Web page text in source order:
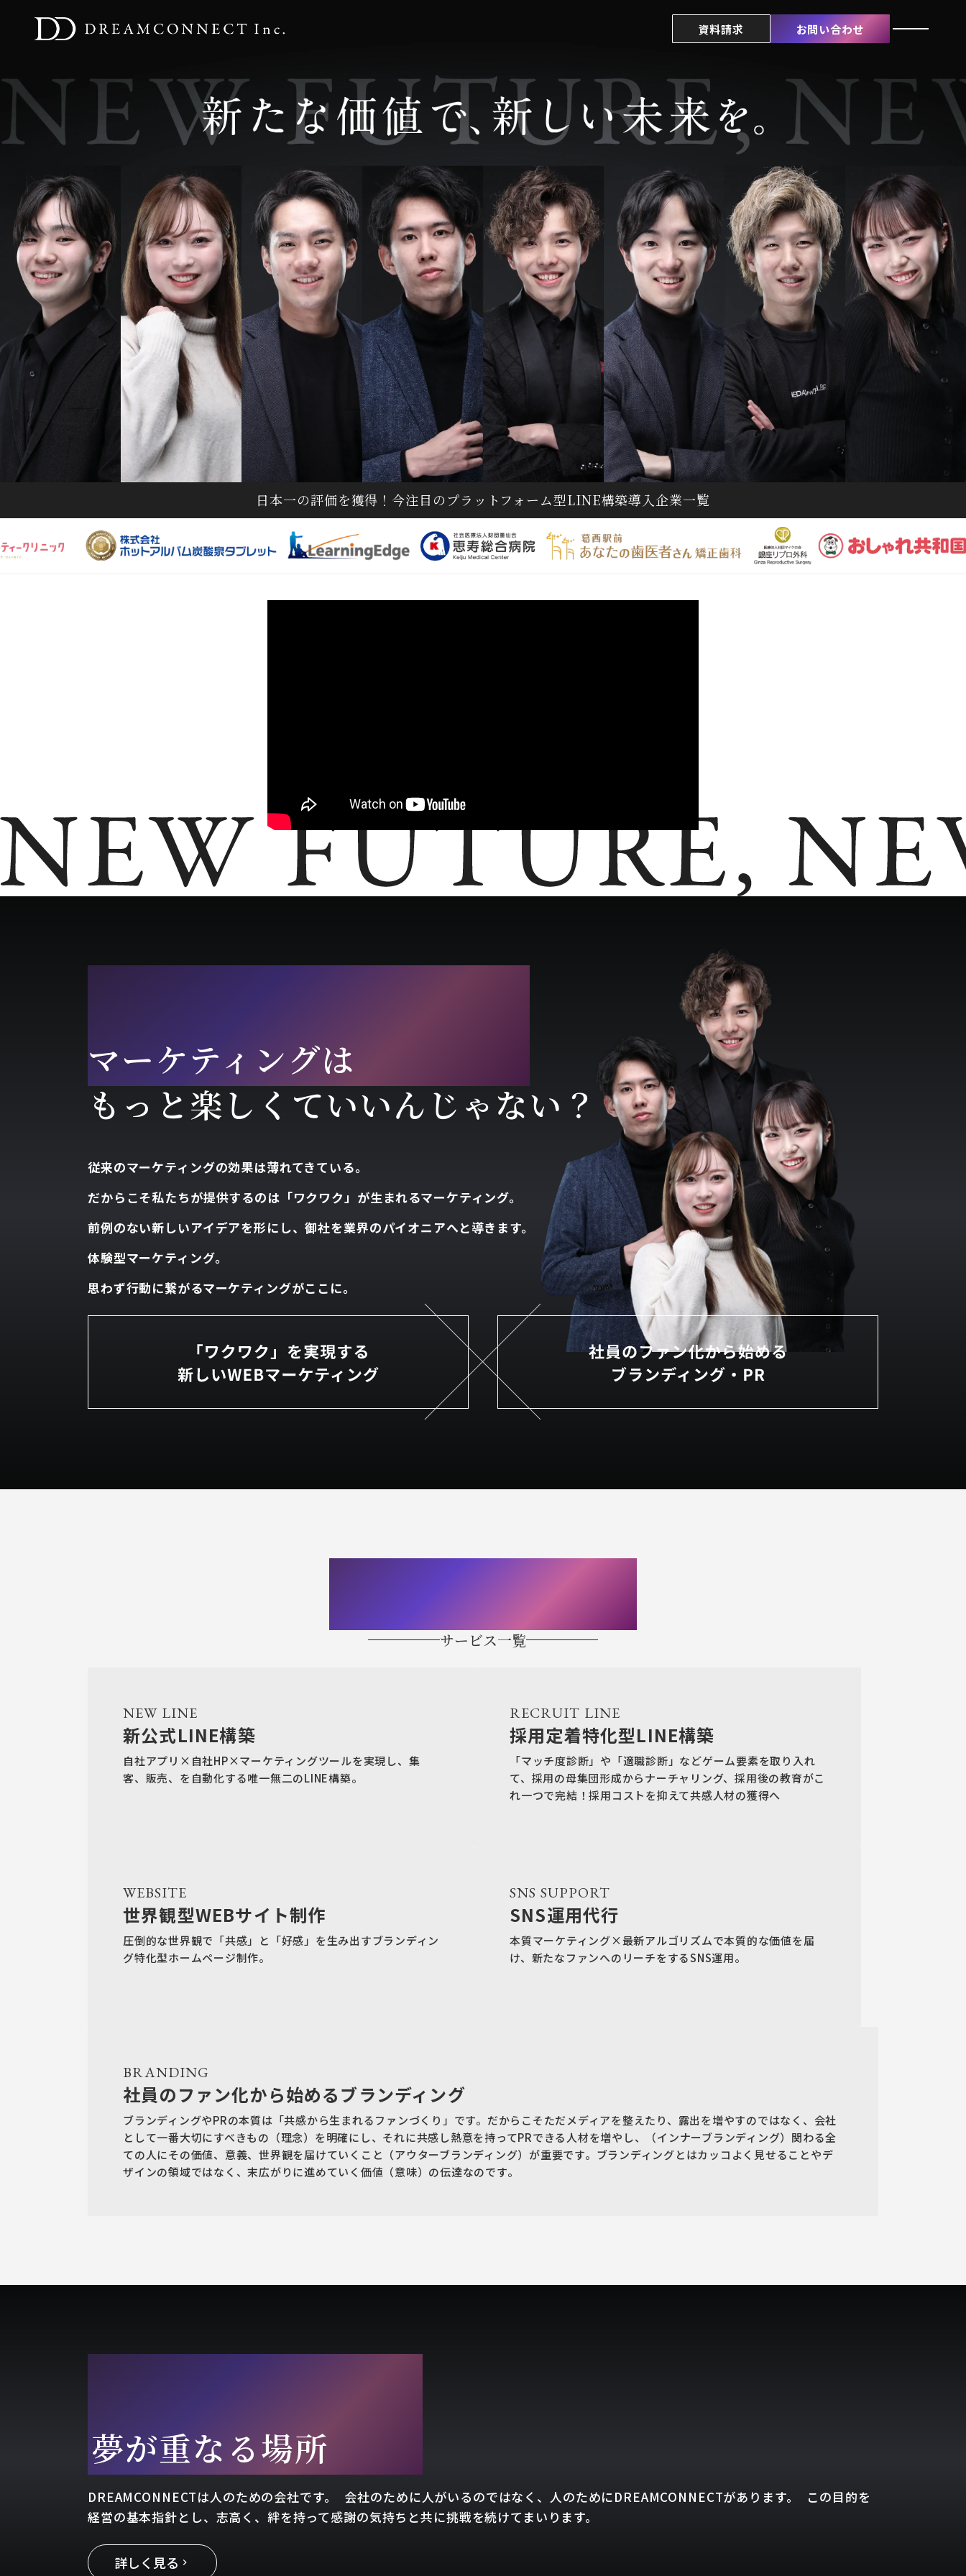
資料請求 お問い合わせ
日本一の評価を獲得！今注目のプラットフォーム型LINE構築導入企業一覧
CONCEPT
マーケティングは
もっと楽しくていいんじゃない？
従来のマーケティングの効果は薄れてきている。
だからこそ私たちが提供するのは「ワクワク」が生まれるマーケティング。
前例のない新しいアイデアを形にし、御社を業界のパイオニアへと導きます。
体験型マーケティング。
思わず行動に繋がるマーケティングがここに。
SERVICE
サービス一覧
NEW LINE
新公式LINE構築
自社アプリ×自社HP×マーケティングツールを実現し、集
客、販売、を自動化する唯一無二のLINE構築。
RECRUIT LINE
採用定着特化型LINE構築
「マッチ度診断」や「適職診断」などゲーム要素を取り入れ
て、採用の母集団形成からナーチャリング、採用後の教育がこ
れ一つで完結！採用コストを抑えて共感人材の獲得へ
WEBSITE
世界観型WEBサイト制作
圧倒的な世界観で「共感」と「好感」を生み出すブランディン
グ特化型ホームページ制作。
SNS SUPPORT
SNS運用代行
本質マーケティング×最新アルゴリズムで本質的な価値を届
け、新たなファンへのリーチをするSNS運用。
BRANDING
社員のファン化から始めるブランディング
ブランディングやPRの本質は「共感から生まれるファンづくり」です。だからこそただメディアを整えたり、露出を増やすのではなく、会社
として一番大切にすべきもの（理念）を明確にし、それに共感し熱意を持ってPRできる人材を増やし、（インナーブランディング）関わる全
ての人にその価値、意義、世界観を届けていくこと（アウターブランディング）が重要です。ブランディングとはカッコよく見せることやデ
ザインの領域ではなく、末広がりに進めていく価値（意味）の伝達なのです。
DREAM
⁨⁩夢が重なる場所
DREAMCONNECTは人のための会社です。 会社のために人がいるのではなく、人のためにDREAMCONNECTがあります。 この目的を
経営の基本指針とし、志高く、絆を持って感謝の気持ちと共に挑戦を続けてまいります。
詳しく見る keyboard_arrow_right